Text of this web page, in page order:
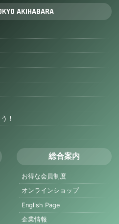
AKIHABARA
！
総合案内
お得な会員制度
オンラインショップ
English Page
企業情報